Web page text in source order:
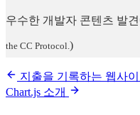
우수한 개발자 콘텐츠 발
the CC Protocol.)
지출을 기록하는 웹사
Chart.js 소개